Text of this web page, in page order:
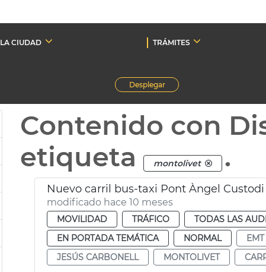
LA CIUDAD TRÁMITES
Desplegar
Contenido con
etiqueta
montolivet .
Nuevo carril bus-taxi Pont Àngel Custodi
modificado hace 10 meses
MOVILIDAD TRÁFICO TODAS LAS
EN PORTADA TEMÁTICA
NORMAL EMT
JESÚS CARBONELL
MONTOLIVET